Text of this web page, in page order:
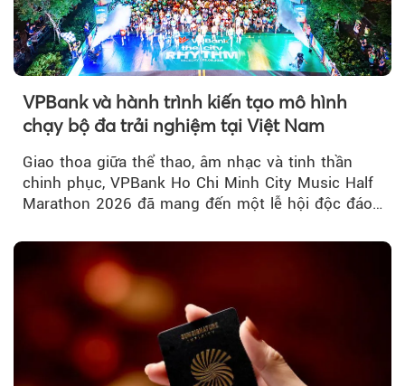
VPBank và hành trình kiến tạo mô hình
chạy bộ đa trải nghiệm tại Việt Nam
Giao thoa giữa thể thao, âm nhạc và tinh thần
chinh phục, VPBank Ho Chi Minh City Music Half
Marathon 2026 đã mang đến một lễ hội độc đáo